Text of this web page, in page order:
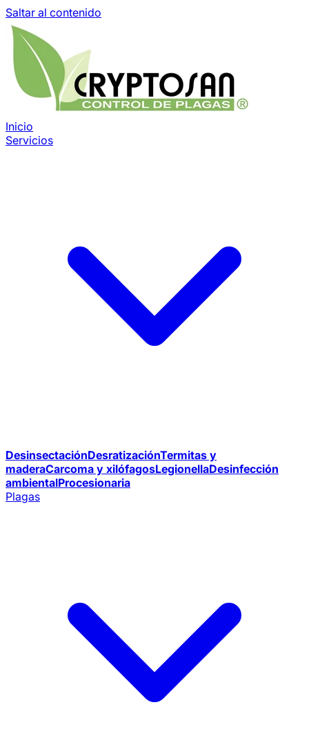
Saltar al contenido
Inicio
Servicios
DesinsectaciónDesratizaciónTermitas y
maderaCarcoma y xilófagosLegionellaDesinfección
ambientalProcesionaria
Plagas